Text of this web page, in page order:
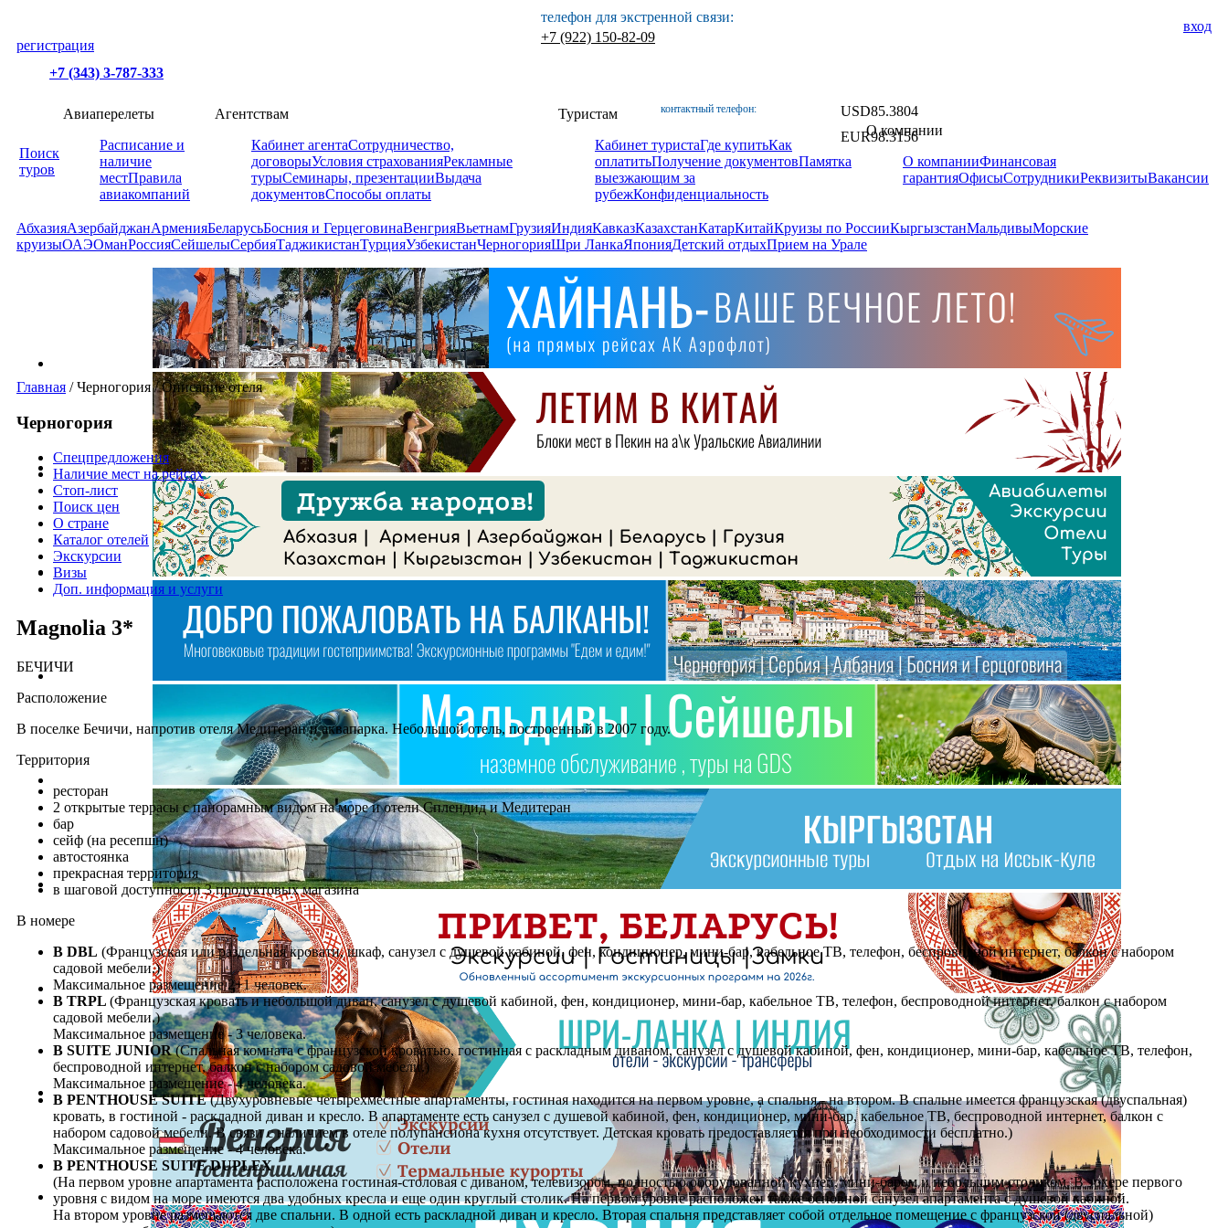
вход
регистрация
+7 (343) 3-787-333
телефон для экстренной связи:
+7 (922) 150-82-09
контактный телефон: USD85.3804
EUR98.3156
Поиск
туров
Авиаперелеты
Расписание и
наличие
местПравила
авиакомпаний
Агентствам
Кабинет агентаСотрудничество,
договорыУсловия страхованияРекламные
турыСеминары, презентацииВыдача
документовСпособы оплаты
Туристам
Кабинет туристаГде купитьКак
оплатитьПолучение документовПамятка
выезжающим за
рубежКонфиденциальность
О компании
О компанииФинансовая
гарантияОфисыСотрудникиРеквизитыВакансии
АбхазияАзербайджанАрменияБеларусьБосния и ГерцеговинаВенгрияВьетнамГрузияИндияКавказКазахстанКатарКитайКруизы по РоссииКыргызстанМальдивыМорские
круизыОАЭОманРоссияСейшелыСербияТаджикистанТурцияУзбекистанЧерногорияШри ЛанкаЯпонияДетский отдыхПрием на Урале
Главная /Черногория/Описание отеля
Черногория
Спецпредложения
Наличие мест на рейсах
Стоп-лист
Поиск цен
О стране
Каталог отелей
Экскурсии
Визы
Доп. информация и услуги
Magnolia 3*
БЕЧИЧИ
Расположение
В поселке Бечичи, напротив отеля Медитеран и аквапарка. Небольшой отель, построенный в 2007 году.
Территория
ресторан
2 открытые террасы с панорамным видом на море и отели Сплендид и Медитеран
бар
сейф (на ресепшн)
автостоянка
прекрасная территория
в шаговой доступности 3 продуктовых магазина
В номере
В DBL (Французская или раздельная кровати, шкаф, санузел с душевой кабиной, фен, кондиционер, мини-бар, кабельное ТВ, телефон, беспроводной интернет, балкон с набором
садовой мебели.)
Максимальное размещение 2+1 человек.
В TRPL (Французская кровать и небольшой диван, санузел с душевой кабиной, фен, кондиционер, мини-бар, кабельное ТВ, телефон, беспроводной интернет, балкон с набором
садовой мебели.)
Максимальное размещение - 3 человека.
В SUITE JUNIOR(Спальная комната с французской кроватью, гостинная с раскладным диваном, санузел с душевой кабиной, фен, кондиционер, мини-бар, кабельное ТВ, телефон,
беспроводной интернет, балкон с набором садовой мебели.)
Максимальное размещение - 4 человека.
В PENTHOUSE SUITE(Двухуровневые четырехместные апартаменты, гостиная находится на первом уровне, а спальня - на втором. В спальне имеется французская (двуспальная)
кровать, в гостиной - раскладной диван и кресло. В апартаменте есть санузел с душевой кабиной, фен, кондиционер, мини-бар, кабельное ТВ, беспроводной интернет, балкон с
набором садовой мебели. В связи с наличием в отеле полупансиона кухня отсутствует. Детская кровать предоставляется при необходимости бесплатно.)
Максимальное размещение - 4 человека.
В PENTHOUSE SUITE DUPLEX
(На первом уровне апартамента расположена гостиная-столовая с диваном, телевизором, полностью оборудованной кухней, мини-баром и небольшим столиком. В эркере первого
уровня с видом на море имеются два удобных кресла и еще один круглый столик. На первом уровне расположен также основной санузел апартамента с душевой кабиной.
На втором уровне размещаются две спальни. В одной есть раскладной диван и кресло. Вторая спальня представляет собой отдельное помещение с французской (двуспальной)